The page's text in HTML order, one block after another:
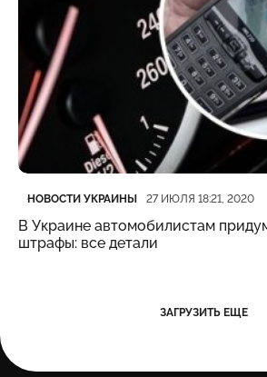
Категория
НОВОСТИ УКРАИНЫ
Дата публикации 27 ИЮЛЯ 18:21, 2020
В Украине автомобилистам
штрафы: все детали
ЗАГРУЗИТЬ ЕЩЕ